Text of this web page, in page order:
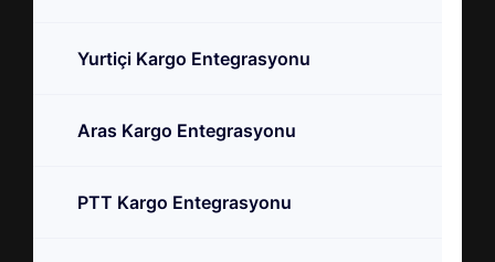
Yurtiçi Kargo Entegrasyonu
Aras Kargo Entegrasyonu
PTT Kargo Entegrasyonu